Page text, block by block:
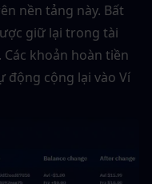
nền tảng này. Bất
giữ lại trong tài
khoản hoàn tiền
động cộng lại vào Ví